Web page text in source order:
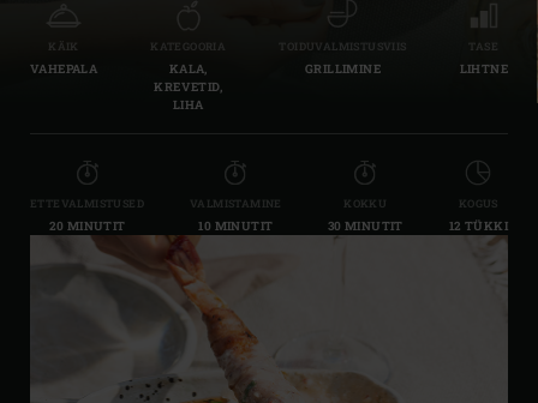
KÄIK
VAHEPALA
KATEGOORIA
KALA,
KREVETID,
LIHA
TOIDUVALMISTUSVIIS
GRILLIMINE
TASE
LIHTNE
ETTEVALMISTUSED
20 MINUTIT
VALMISTAMINE
10 MINUTIT
KOKKU
30 MINUTIT
KOGUS
12 TÜKKI